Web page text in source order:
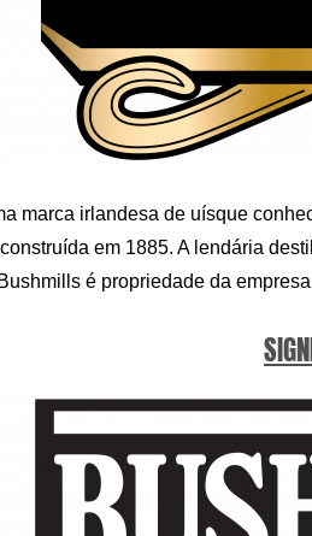
marca irlandesa de uísque
em 1885. A lendária
é propriedade da